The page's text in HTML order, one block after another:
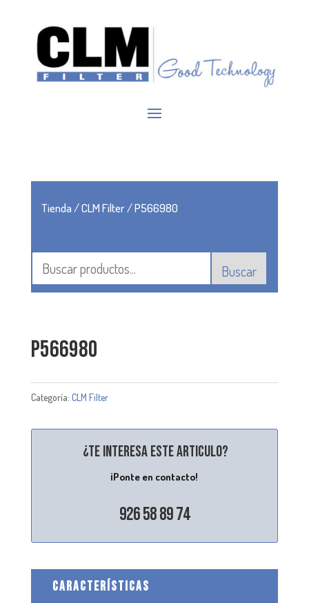
Tienda/CLM Filter/ P566980
Buscar
P566980
Categoría: CLM Filter
¿Te interesa este articulo?
¡Ponte en contacto!
926 58 89 74
CARACTERÍSTICAS